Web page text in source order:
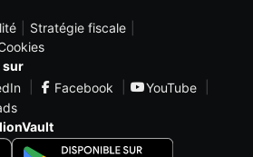
Stratégie fiscale
sur
Facebook
YouTube